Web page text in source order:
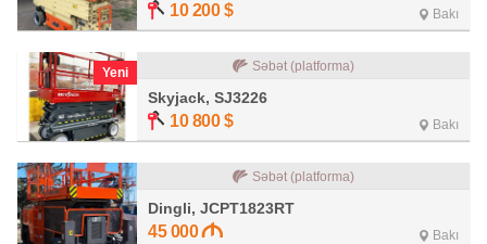
10 200 $ Bakı
Yeni Səbət (platforma)
Skyjack, SJ3226
10 800 $ Bakı
Səbət (platforma)
Dingli, JCPT1823RT
45 000 Bakı